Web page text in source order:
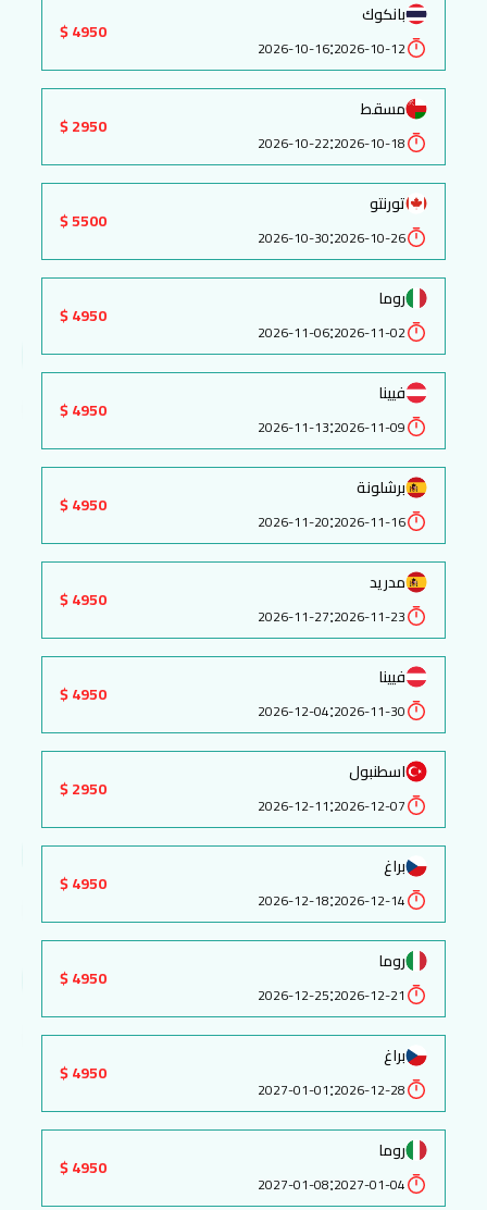
بانكوك
2026-10-12
:
2026-10-16
4950 $
مسقط
2026-10-18
:
2026-10-22
2950 $
تورنتو
2026-10-26
:
2026-10-30
5500 $
روما
2026-11-02
:
2026-11-06
4950 $
فيينا
2026-11-09
:
2026-11-13
4950 $
برشلونة
2026-11-16
:
2026-11-20
4950 $
مدريد
2026-11-23
:
2026-11-27
4950 $
فيينا
2026-11-30
:
2026-12-04
4950 $
اسطنبول
2026-12-07
:
2026-12-11
2950 $
براغ
2026-12-14
:
2026-12-18
4950 $
روما
2026-12-21
:
2026-12-25
4950 $
براغ
2026-12-28
:
2027-01-01
4950 $
روما
2027-01-04
:
2027-01-08
4950 $